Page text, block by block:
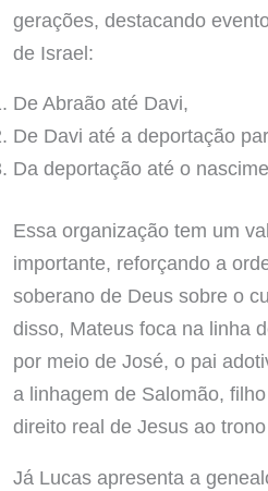
gerações, destacando
de Israel:
De Abraão até Davi,
De Davi até a deportação
Da deportação até o
Essa organização tem um
importante, reforçando a
soberano de Deus sobre o
disso, Mateus foca na linha
por meio de José, o pai
a linhagem de Salomão,
direito real de Jesus ao
Já Lucas apresenta a